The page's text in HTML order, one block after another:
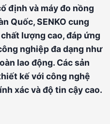
định và máy đo nồng
Quốc, SENKO cung
lượng cao, đáp ứng
nghiệp đa dạng như
lao động. Các sản
kế với công nghệ
xác và độ tin cậy cao.